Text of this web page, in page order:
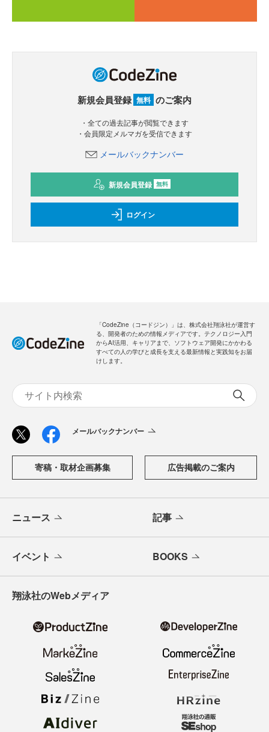
新規会員登録 無料 のご案内
・全ての過去記事が閲覧できます
・会員限定メルマガを受信できます
メールバックナンバー
新規会員登録 無料
ログイン
「CodeZine（コードジン）」は、株式会社翔泳社が運営す
る、開発者のための情報メディアです。テクノロジー入門
からAI活用、キャリアまで、ソフトウェア開発にかかわる
すべての人の学びと成長を支える最新情報と実践知をお届
けします。
メールバックナンバー
寄稿・取材企画募集 広告掲載のご案内
ニュース 記事
イベント BOOKS
翔泳社のWebメディア